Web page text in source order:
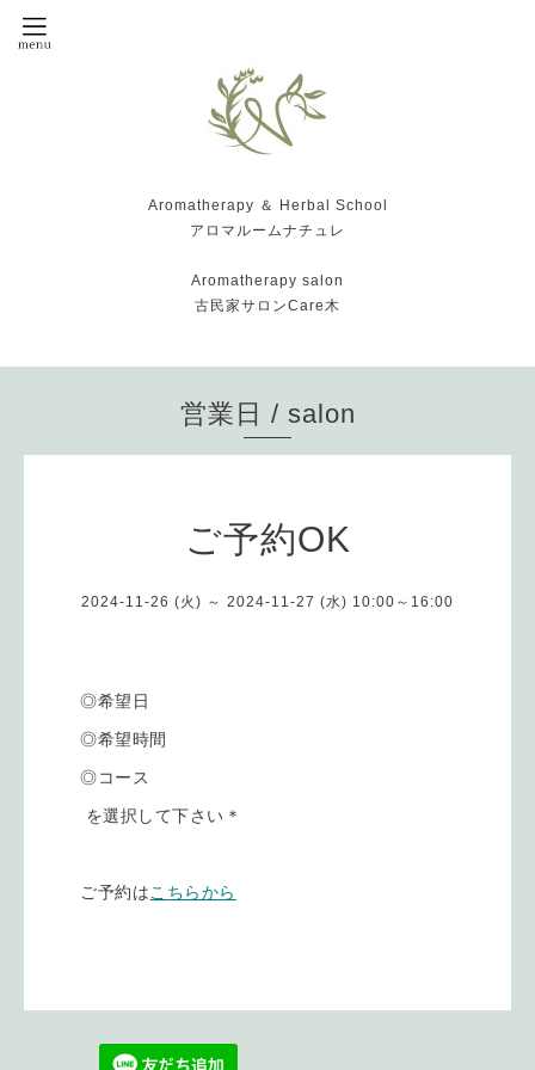
Aromatherapy ＆ Herbal School
アロマルームナチュレ
Aromatherapy salon
古民家サロンCare木
営業日 / salon
ご予約OK
2024-11-26 (火) ～ 2024-11-27 (水) 10:00～16:00
◎希望日
◎希望時間
◎コース
を選択して下さい＊
ご予約はこちらから